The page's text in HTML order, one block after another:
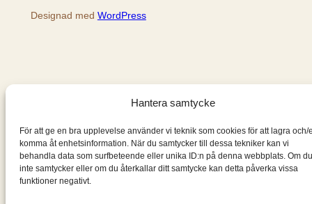
Hantera samtycke
För att ge en bra upplevelse använder vi teknik som cookies för att lagra och/
komma åt enhetsinformation. När du samtycker till dessa tekniker kan vi
behandla data som surfbeteende eller unika ID:n på denna webbplats. Om du
inte samtycker eller om du återkallar ditt samtycke kan detta påverka vissa
funktioner negativt.
Designad med WordPress